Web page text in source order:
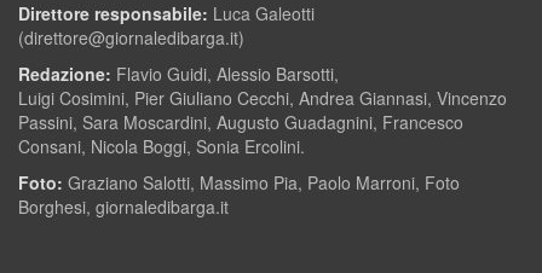
Direttore responsabile: Luca Galeotti
(direttore@giornaledibarga.it)
Redazione: Flavio Guidi, Alessio Barsotti,
Luigi Cosimini, Pier Giuliano Cecchi, Andrea Giannasi, Vincenzo
Passini, Sara Moscardini, Augusto Guadagnini, Francesco
Consani, Nicola Boggi, Sonia Ercolini.
Foto: Graziano Salotti, Massimo Pia, Paolo Marroni, Foto
Borghesi, giornaledibarga.it